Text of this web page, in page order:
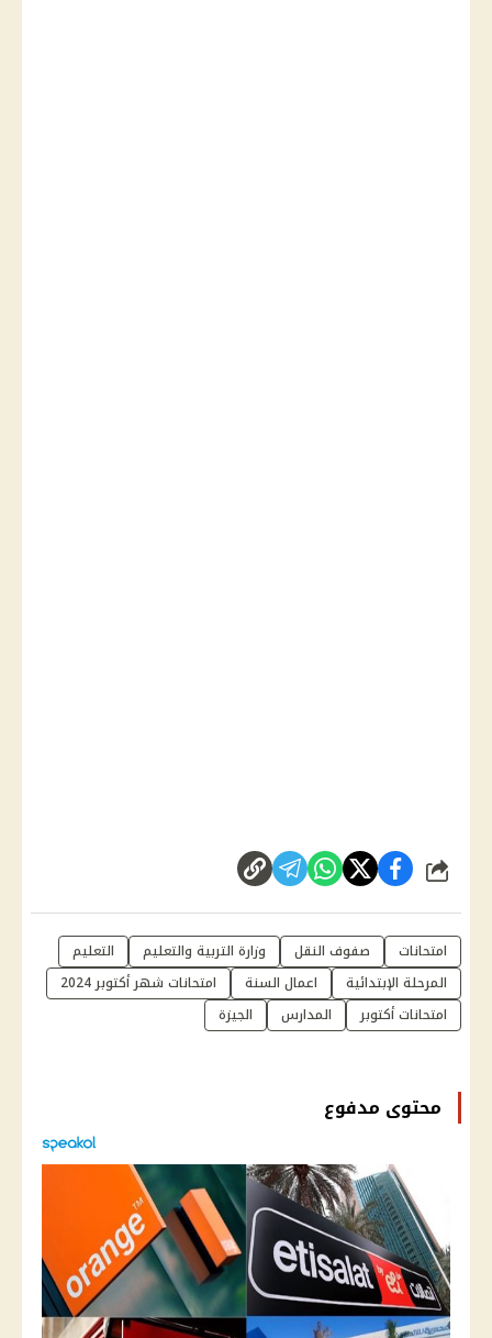
شارك
امتحانات صفوف النقل وزارة التربية والتعليم
التعليم
المرحلة الإبتدائية
اعمال السنة
امتحانات شهر أكتوبر 2024
امتحانات أكتوبر
المدارس الجيزة
محتوى مدفوع